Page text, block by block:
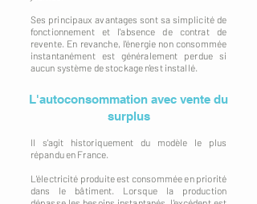
Ses principaux avantages sont sa simplicité de
fonctionnement et l'absence de contrat de
revente. En revanche, l'énergie non consommée
instantanément est généralement perdue si
aucun système de stockage n'est installé.
L'autoconsommation avec vente du
surplus
Il s'agit historiquement du modèle le plus
répandu en France.
L'électricité produite est consommée en priorité
dans le bâtiment. Lorsque la production